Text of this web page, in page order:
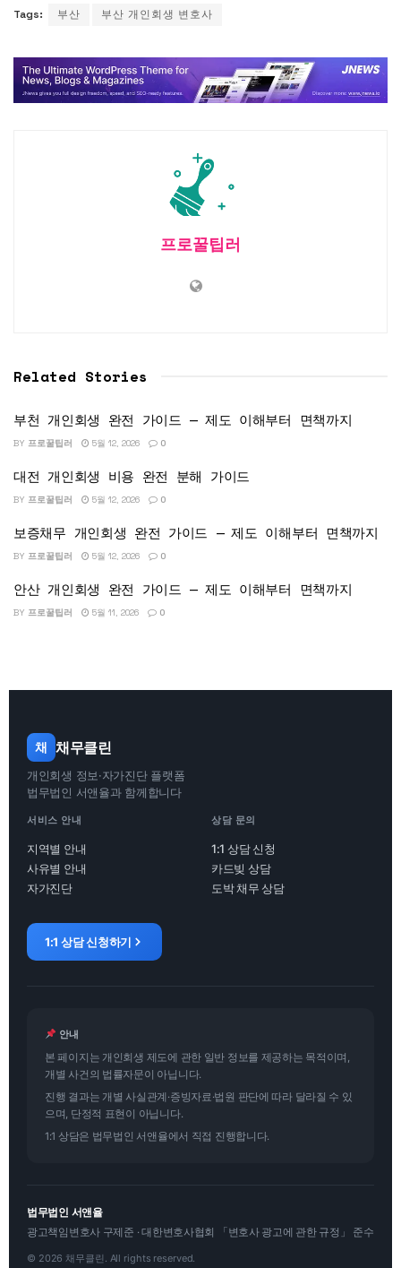
Tags: 부산 부산 개인회생 변호사
프로꿀팁러
Related Stories
부천 개인회생 완전 가이드 — 제도 이해부터 면책까지
BY 프로꿀팁러 5월 12, 2026 0
대전 개인회생 비용 완전 분해 가이드
BY 프로꿀팁러 5월 12, 2026 0
보증채무 개인회생 완전 가이드 — 제도 이해부터 면책까지
BY 프로꿀팁러 5월 12, 2026 0
안산 개인회생 완전 가이드 — 제도 이해부터 면책까지
BY 프로꿀팁러 5월 11, 2026 0
채 채무클린
개인회생 정보·자가진단 플랫폼
법무법인 서앤율과 함께합니다
서비스 안내
지역별 안내
사유별 안내
자가진단
상담 문의
1:1 상담 신청
카드빚 상담
도박 채무 상담
1:1 상담 신청하기
안내
본 페이지는 개인회생 제도에 관한 일반 정보를 제공하는 목적이며,
개별 사건의 법률자문이 아닙니다.
진행 결과는 개별 사실관계·증빙자료·법원 판단에 따라 달라질 수 있
으며, 단정적 표현이 아닙니다.
1:1 상담은 법무법인 서앤율에서 직접 진행합니다.
법무법인 서앤율
광고책임변호사 구제준 · 대한변호사협회 「변호사 광고에 관한 규정」 준수
© 2026 채무클린. All rights reserved.